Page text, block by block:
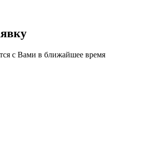
с Вами в ближайшее время